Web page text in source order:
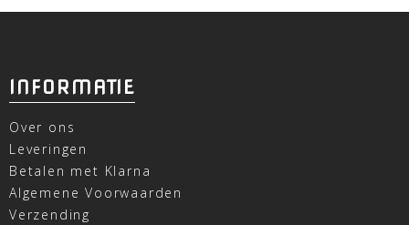
INFORMATIE
Over ons
Leveringen
Betalen met Klarna
Algemene Voorwaarden
Verzending